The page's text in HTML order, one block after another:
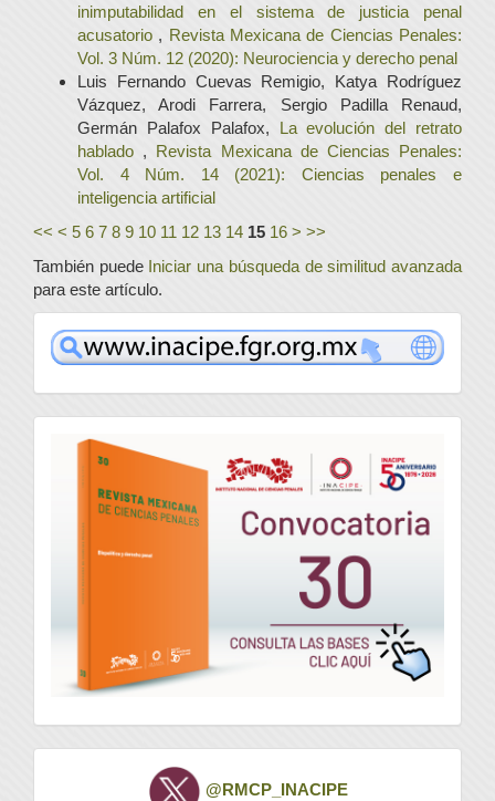
inimputabilidad en el sistema de justicia penal
acusatorio , Revista Mexicana de Ciencias Penales:
Vol. 3 Núm. 12 (2020): Neurociencia y derecho penal
Luis Fernando Cuevas Remigio, Katya Rodríguez
Vázquez, Arodi Farrera, Sergio Padilla Renaud,
Germán Palafox Palafox, La evolución del retrato
hablado , Revista Mexicana de Ciencias Penales:
Vol. 4 Núm. 14 (2021): Ciencias penales e
inteligencia artificial
<< < 5 6 7 8 9 10 11 12 13 14 15 16 > >>
También puede Iniciar una búsqueda de similitud avanzada
para este artículo.
www
convocatoria
Twitter @RMCP_INACIPE